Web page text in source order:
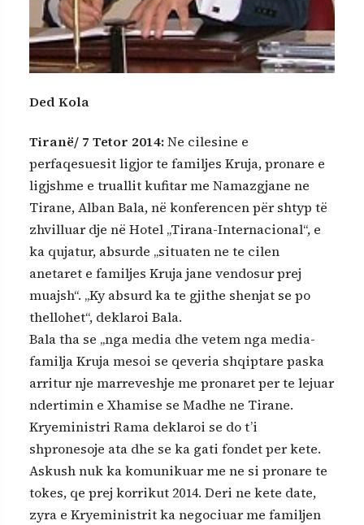
Ded Kola
Tiranë/ 7 Tetor 2014: Ne cilesine e
perfaqesuesit ligjor te familjes Kruja, pronare e
ligjshme e truallit kufitar me Namazgjane ne
Tirane, Alban Bala, në konferencen për shtyp të
zhvilluar dje në Hotel „Tirana-Internacional“, e
ka qujatur, absurde „situaten ne te cilen
anetaret e familjes Kruja jane vendosur prej
muajsh“. „Ky absurd ka te gjithe shenjat se po
thellohet“, deklaroi Bala.
Bala tha se „nga media dhe vetem nga media-
familja Kruja mesoi se qeveria shqiptare paska
arritur nje marreveshje me pronaret per te lejuar
ndertimin e Xhamise se Madhe ne Tirane.
Kryeministri Rama deklaroi se do t’i
shpronesoje ata dhe se ka gati fondet per kete.
Askush nuk ka komunikuar me ne si pronare te
tokes, qe prej korrikut 2014. Deri ne kete date,
zyra e Kryeministrit ka negociuar me familjen